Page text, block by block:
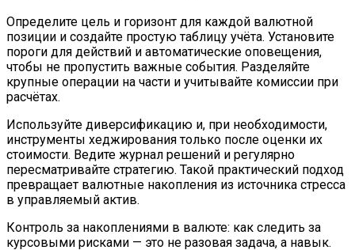
Определите цель и горизонт для каждой валютной
позиции и создайте простую таблицу учёта. Установите
пороги для действий и автоматические оповещения,
чтобы не пропустить важные события. Разделяйте
крупные операции на части и учитывайте комиссии при
расчётах.
Используйте диверсификацию и, при необходимости,
инструменты хеджирования только после оценки их
стоимости. Ведите журнал решений и регулярно
пересматривайте стратегию. Такой практический подход
превращает валютные накопления из источника стресса
в управляемый актив.
Контроль за накоплениями в валюте: как следить за
курсовыми рисками — это не разовая задача, а навык.